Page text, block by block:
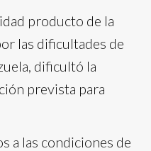
producto de la
las dificultades de
dificultó la
prevista para
a las condiciones de